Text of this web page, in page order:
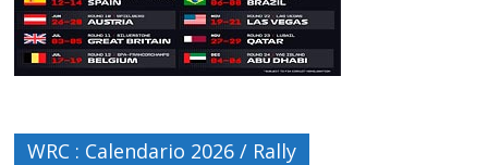
WRC : Calendario 2026 / Rally